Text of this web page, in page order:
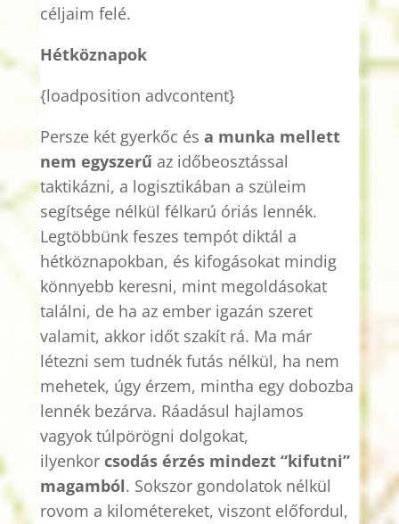
céljaim felé.
Hétköznapok
{loadposition advcontent}
Persze két gyerkőc és a munka mellett
nem egyszerű az időbeosztással
taktikázni, a logisztikában a szüleim
segítsége nélkül félkarú óriás lennék.
Legtöbbünk feszes tempót diktál a
hétköznapokban, és kifogásokat mindig
könnyebb keresni, mint megoldásokat
találni, de ha az ember igazán szeret
valamit, akkor időt szakít rá. Ma már
létezni sem tudnék futás nélkül, ha nem
mehetek, úgy érzem, mintha egy dobozba
lennék bezárva. Ráadásul hajlamos
vagyok túlpörögni dolgokat,
ilyenkor csodás érzés mindezt “kifutni”
magamból. Sokszor gondolatok nélkül
rovom a kilométereket, viszont előfordul,